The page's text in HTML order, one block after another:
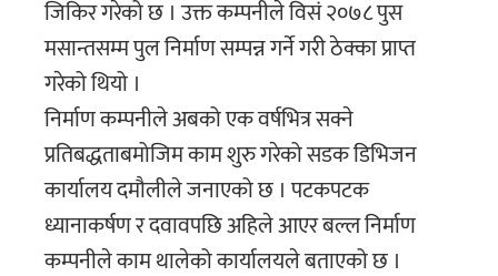
जिकिर गरेको छ । उक्त कम्पनीले विसं २०७८ पुस
मसान्तसम्म पुल निर्माण सम्पन्न गर्ने गरी ठेक्का प्राप्त
गरेको थियो ।
निर्माण कम्पनीले अबको एक वर्षभित्र सक्ने
प्रतिबद्धताबमोजिम काम शुरु गरेको सडक डिभिजन
कार्यालय दमौलीले जनाएको छ । पटकपटक
ध्यानाकर्षण र दवावपछि अहिले आएर बल्ल निर्माण
कम्पनीले काम थालेको कार्यालयले बताएको छ ।